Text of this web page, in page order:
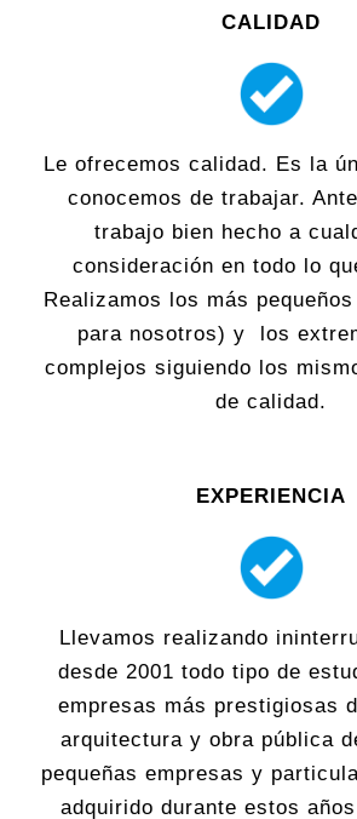
CALIDAD
Le ofrecemos calidad. Es la
conocemos de trabajar.
trabajo bien hecho a
consideración en todo lo
Realizamos los más
para nosotros) y los
complejos siguiendo los
de calidad.
EXPERIENCIA
Llevamos realizando
desde 2001 todo tipo de
empresas más prestigiosas
arquitectura y obra pública
pequeñas empresas y
adquirido durante estos